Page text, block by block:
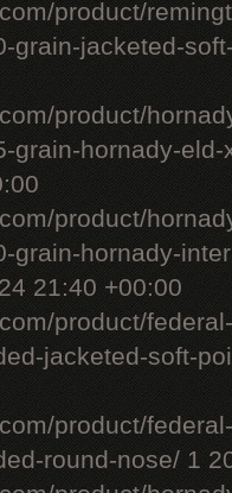
product/
grain-jacketed-
product/
grain-hornady-
product/
grain-hornady-
21:40 +00:00
product/
jacketed-soft-
product/
round-nose/ 1